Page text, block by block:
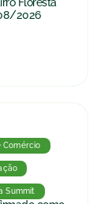
2026
Comércio
Summit